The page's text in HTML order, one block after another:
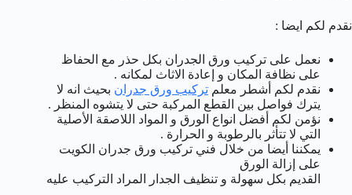
نقدم لكم ايضا :
نعمل على تركيب ورق الجدران بكل حذر مع الحفاظ
على نظافة المكان و إعادة الاثاث لمكانه .
نقدم لكم أشطر معلم تركيب ورق جدران بحيث انه لا
يترك فواصل بين القطع المركبة حتى لا يتشوه المنظر .
نؤمن لكم أفضل انواع الورق و المواد اللاصقة الأصلية
التي لا تتأثر بالرطوبة و الحرارة .
يمكننا أيضا من خلال فني تركيب ورق جدران الكويت
على إزالة الورق
القديم بكل سهولة و تنظيف الجدار المراد التركيب عليه